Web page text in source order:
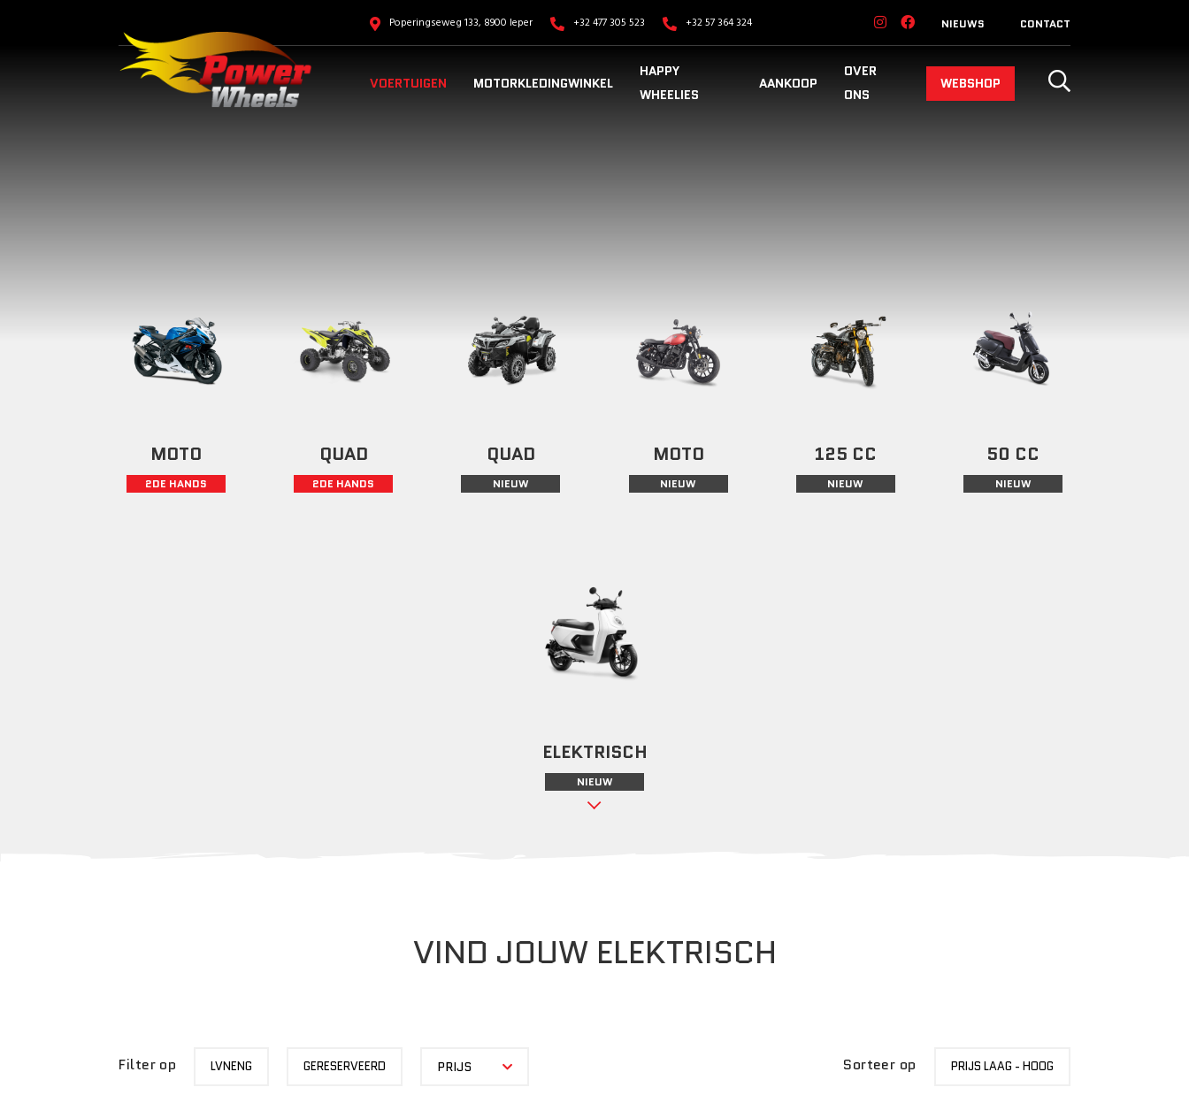
Poperingseweg 133, 8900 Ieper +32 477 305 523 +32 57 364 324 NIEUWS CONTACT
VOERTUIGEN MOTORKLEDINGWINKEL
HAPPY
WHEELIES
AANKOOP
OVER
ONS
WEBSHOP
VOERTUIGEN
MOTO
2DE HANDS
QUAD
2DE HANDS
QUAD
NIEUW
MOTO
NIEUW
125 CC
NIEUW
50 CC
NIEUW
ELEKTRISCH
NIEUW
VIND JOUW ELEKTRISCH
Filter op LVNENG GERESERVEERD PRIJS Sorteer op PRIJS LAAG - HOOG